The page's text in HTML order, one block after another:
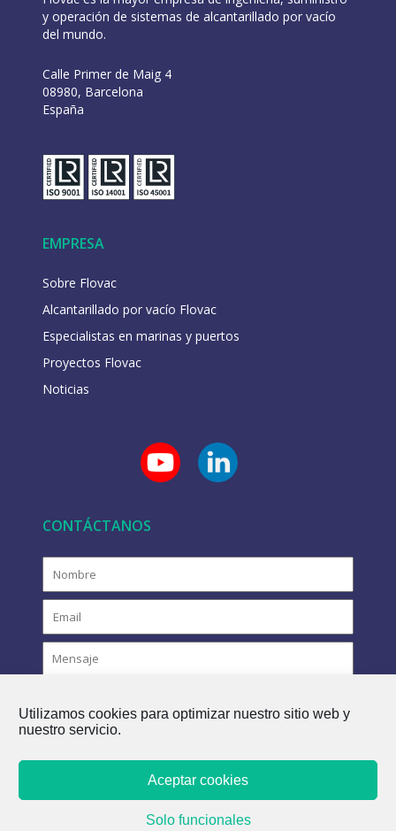
Utilizamos cookies para optimizar nuestro sitio web y
nuestro servicio.
Aceptar cookies
Solo funcionales
y operación de sistemas de alcantarillado por vacío
del mundo.
Calle Primer de Maig 4
08980, Barcelona
España
EMPRESA
Sobre Flovac
Alcantarillado por vacío Flovac
Especialistas en marinas y puertos
Proyectos Flovac
Noticias
CONTÁCTANOS